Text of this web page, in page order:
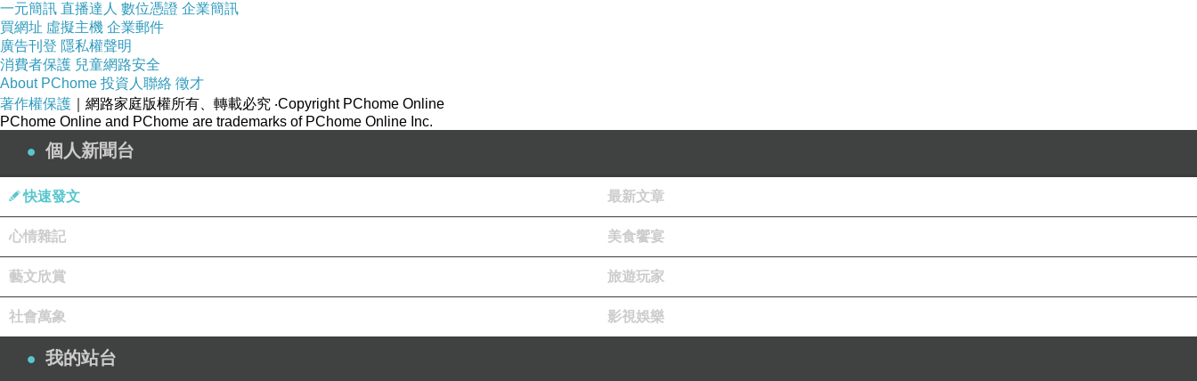
一元簡訊 直播達人 數位憑證 企業簡訊
買網址 虛擬主機 企業郵件
廣告刊登 隱私權聲明
消費者保護 兒童網路安全
About PChome 投資人聯絡 徵才
著作權保護 ｜網路家庭版權所有、轉載必究 ‧Copyright PChome Online
PChome Online and PChome are trademarks of PChome Online Inc.
個人新聞台
快速發文 最新文章
心情雜記 美食饗宴
藝文欣賞 旅遊玩家
社會萬象 影視娛樂
我的站台